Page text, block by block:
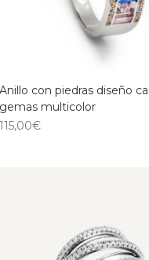
Anillo con piedras diseño
gemas multicolor
115,00€